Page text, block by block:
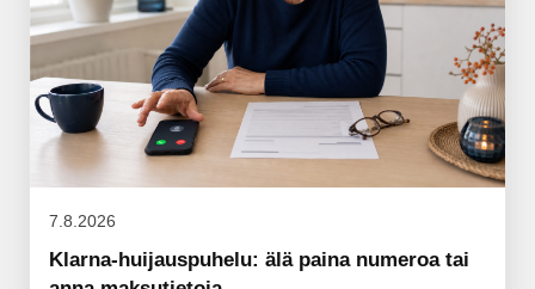
7.8.2026
Klarna-huijauspuhelu: älä paina numeroa tai